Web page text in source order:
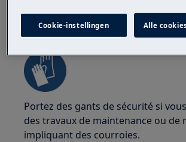
ATTENTION !RISQUE DE
Portez des gants de sécurité si
des travaux de maintenance ou de
impliquant des courroies.
Cookie-instellingen Alle